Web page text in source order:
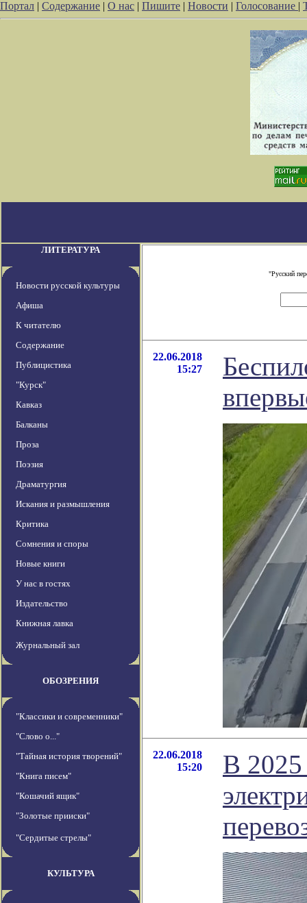
Портал | Содержание | О нас | Пишите | Новости | Голосование |
ЛИТЕРАТУРА
Новости русской культуры
Афиша
К читателю
Содержание
Публицистика
"Курск"
Кавказ
Балканы
Проза
Поэзия
Драматургия
Искания и размышления
Критика
Сомнения и споры
Новые книги
У нас в гостях
Издательство
Книжная лавка
Журнальный зал
ОБОЗРЕНИЯ
"Классики и современники"
"Слово о..."
"Тайная история творений"
"Книга писем"
"Кошачий ящик"
"Золотые прииски"
"Сердитые стрелы"
КУЛЬТУРА
"Русский
22.06.2018
15:27
22.06.2018
15:20
В 2025